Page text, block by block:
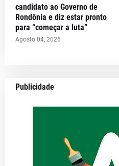
candidato ao Governo de
Rondônia e diz estar pronto
para “começar a luta”
Agosto 04, 2026
Publicidade